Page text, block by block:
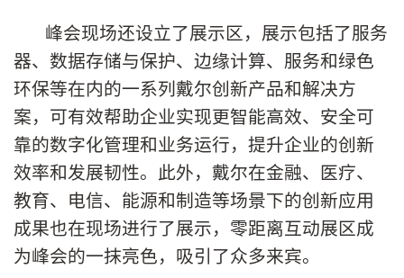
峰会现场还设立了展示区，展示包括了服务
器、数据存储与保护、边缘计算、服务和绿色
环保等在内的一系列戴尔创新产品和解决方
案，可有效帮助企业实现更智能高效、安全可
靠的数字化管理和业务运行，提升企业的创新
效率和发展韧性。此外，戴尔在金融、医疗、
教育、电信、能源和制造等场景下的创新应用
成果也在现场进行了展示，零距离互动展区成
为峰会的一抹亮色，吸引了众多来宾。